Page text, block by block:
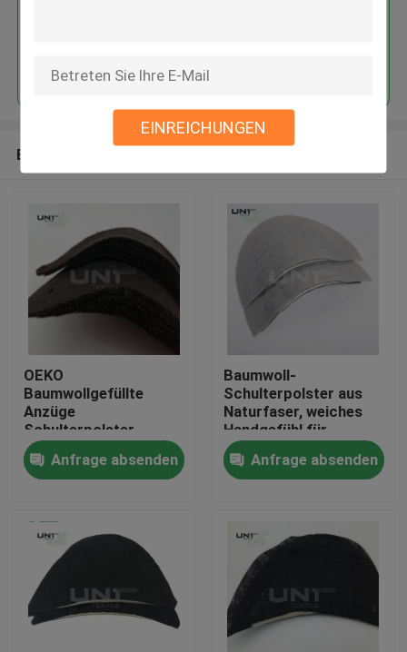
EINREICHUNGEN
Zu Hause
Produkte
Empfohlene Produkte
OEKO
Baumwollgefüllte
Anzüge
Schulterpolster
Polyester
Schaumstoff
Anfrage absenden
Baumwoll-
Schulterpolster aus
Naturfaser, weiches
Handgefühl für
Herrenjacken und
AnzügeAnfrage absenden